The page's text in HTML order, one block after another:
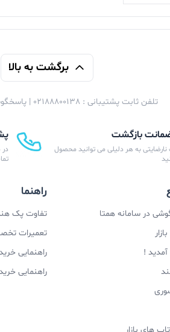
برگشت به بالا
تلفن ثابت پشتیبانی : 02188800138 | پاسخگویی در ساعات اداری
به هر دلیلی می توانید محصول
در سامانه همتا
!
راهنما
تفاوت پک
تعمیرات
راهنمایی
راهنمایی